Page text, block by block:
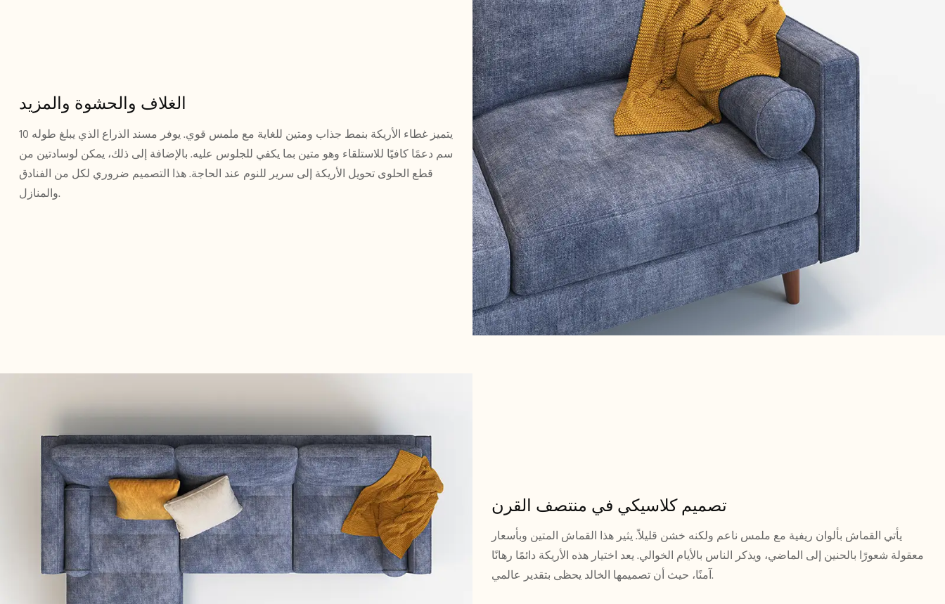
الغلاف والحشوة والمزيد
يتميز غطاء الأريكة بنمط جذاب ومتين للغاية مع ملمس قوي. يوفر مسند الذراع الذي يبلغ طوله 10
سم دعمًا كافيًا للاستلقاء وهو متين بما يكفي للجلوس عليه. بالإضافة إلى ذلك، يمكن لوسادتين من
قطع الحلوى تحويل الأريكة إلى سرير للنوم عند الحاجة. هذا التصميم ضروري لكل من الفنادق
والمنازل.
تصميم كلاسيكي في منتصف القرن
يأتي القماش بألوان ريفية مع ملمس ناعم ولكنه خشن قليلاً. يثير هذا القماش المتين وبأسعار
معقولة شعورًا بالحنين إلى الماضي، ويذكر الناس بالأيام الخوالي. يعد اختيار هذه الأريكة دائمًا رهانًا
آمنًا، حيث أن تصميمها الخالد يحظى بتقدير عالمي.